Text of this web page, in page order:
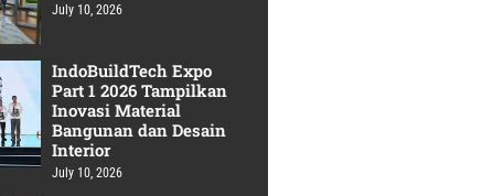
July 10, 2026
IndoBuildTech Expo
Part 1 2026 Tampilkan
Inovasi Material
Bangunan dan Desain
Interior
July 10, 2026